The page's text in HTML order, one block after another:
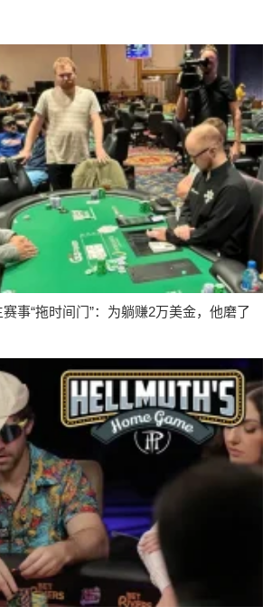
赛事“拖时间门”：为躺赚2万美金，他磨了